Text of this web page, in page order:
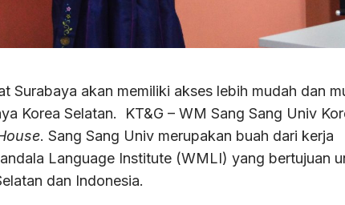
akan memiliki akses lebih mudah dan
Korea Selatan. KT&G – WM Sang Sang Univ
. Sang Sang Univ merupakan buah dari kerja
Language Institute (WMLI) yang bertujuan
dan Indonesia.